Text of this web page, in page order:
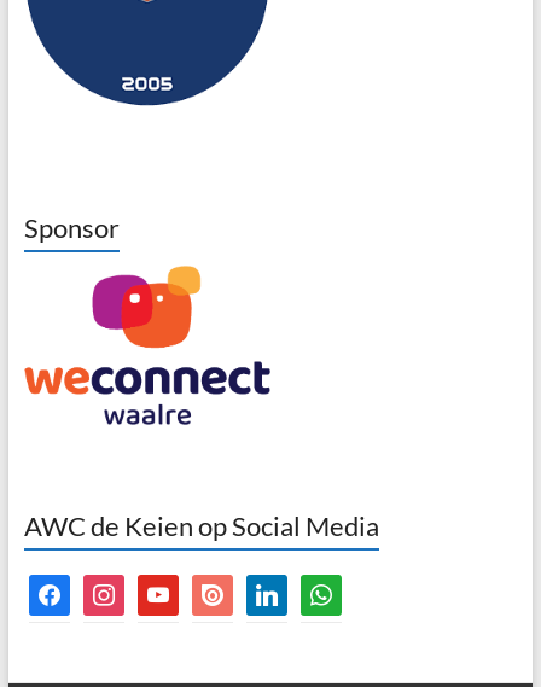
Sponsor
AWC de Keien op Social Media
facebookinstagramyoutubeissuu linkedinwhatsapp